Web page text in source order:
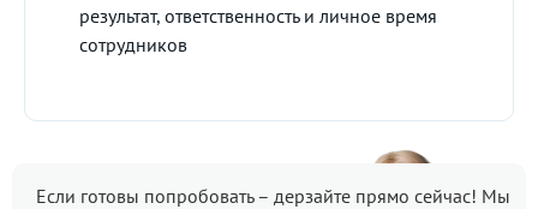
результат, ответственность и личное время
сотрудников
Если готовы попробовать – дерзайте прямо сейчас! Мы